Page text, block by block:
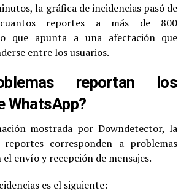
la gráfica de incidencias pasó de
reportes a más de 800
que apunta a una afectación que
entre los usuarios.
reportan los
WhatsApp?
mostrada por Downdetector, la
corresponden a problemas
envío y recepción de mensajes.
es el siguiente: